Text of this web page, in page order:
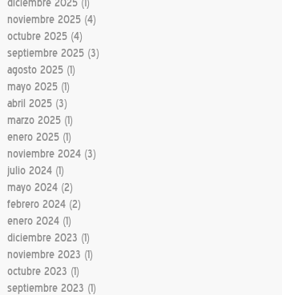
diciembre 2025 (1)
noviembre 2025 (4)
octubre 2025 (4)
septiembre 2025 (3)
agosto 2025 (1)
mayo 2025 (1)
abril 2025 (3)
marzo 2025 (1)
enero 2025 (1)
noviembre 2024 (3)
julio 2024 (1)
mayo 2024 (2)
febrero 2024 (2)
enero 2024 (1)
diciembre 2023 (1)
noviembre 2023 (1)
octubre 2023 (1)
septiembre 2023 (1)